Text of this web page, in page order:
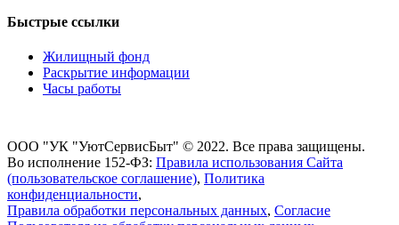
Быстрые ссылки
Жилищный фонд
Раскрытие информации
Часы работы
ООО "УК "УютСервисБыт" © 2022. Все права защищены.
Во исполнение 152-ФЗ: Правила использования Сайта
(пользовательское соглашение), Политика
конфиденциальности,
Правила обработки персональных данных, Согласие